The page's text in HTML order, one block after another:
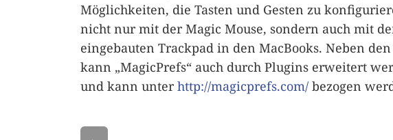
Möglichkeiten, die Tasten und Gesten zu
nicht nur mit der Magic Mouse, sondern auch mit
eingebauten Trackpad in den MacBooks. Neben
kann „MagicPrefs“ auch durch Plugins erweitert
und kann unterhttp://magicprefs.com/ bezogen